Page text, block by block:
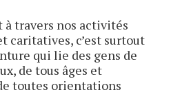
à travers nos activités
caritatives, c’est surtout
qui lie des gens de
de tous âges et
toutes orientations